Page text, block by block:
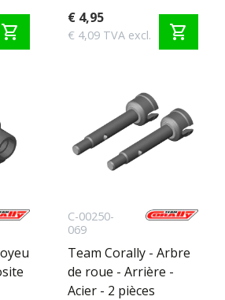
shopping_cart
€ 4,95
€ 4,09 TVA excl. shopping_cart
C-00250-
069
Team Corally - Arbre
de roue - Arrière -
Acier - 2 pièces